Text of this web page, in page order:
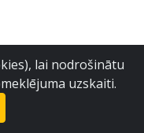
lai nodrošinātu
uzskaiti.